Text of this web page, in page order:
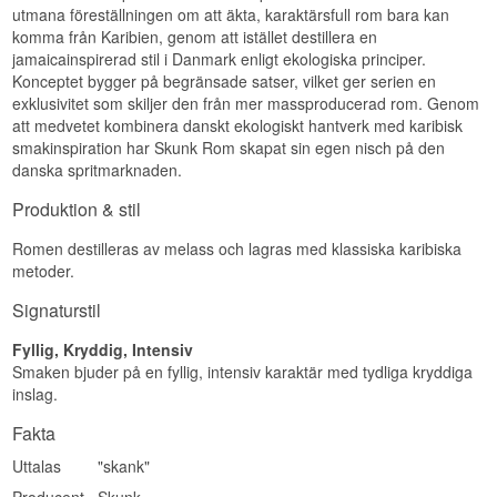
Visste du att?
Varje Skunk-batch från A Clean Spirit är unikt,
eftersom jäsnings- och destillationsförhållandena
varierar från gång till gång, vilket betyder att
Spotted, Striped och de övriga varianterna aldrig
kan återskapas helt identiskt.
Se hela vårt utbud av
Eftersmak
Lång och kraftfull med kvardröjande frukt och en
torr, ren avslutning.
Specifikationer
Namn: The Skunk Rum
Destilleri: A Clean Spirit
Region/Land: Danmark
Naturlig färg: Ja
Serveringsförslag: Utspädd med vatten för
Intensiv · Fruktig · Esterrik · Kraftfull · Ren
Visste du att?
utmana föreställningen om att äkta, karaktärsfull rom bara kan
komma från Karibien, genom att istället destillera en
jamaicainspirerad stil i Danmark enligt ekologiska principer.
Konceptet bygger på begränsade satser, vilket ger serien en
exklusivitet som skiljer den från mer massproducerad rom. Genom
att medvetet kombinera danskt ekologiskt hantverk med karibisk
smakinspiration har Skunk Rom skapat sin egen nisch på den
danska spritmarknaden.
Produktion & stil
Romen destilleras av melass och lagras med klassiska karibiska
metoder.
Signaturstil
Fyllig, Kryddig, Intensiv
Smaken bjuder på en fyllig, intensiv karaktär med tydliga kryddiga
inslag.
Fakta
Uttalas
"skank"